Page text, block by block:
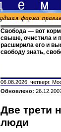
Свобода — вот
свыше, очистила и
расширила его и
свободу знать,
06.08.2026, четверг.
Обновлено:
Две трети
люди